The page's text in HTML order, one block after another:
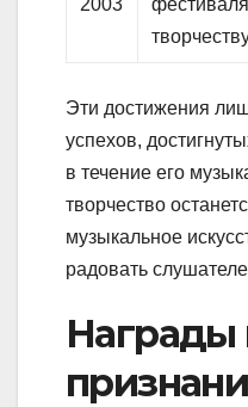
Эти достижения
успехов,
в течение его
творчество
музыкальное
радовать
Награды